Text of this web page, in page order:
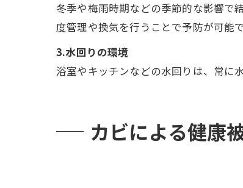
冬季や梅雨時期などの季節的な影響で
度管理や換気を行うことで予防が可能で
3.水回りの環境
浴室やキッチンなどの水回りは、常に
カビによる健康